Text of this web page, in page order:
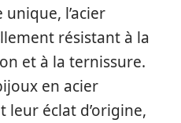
l’acier
résistant à la
et à la ternissure.
en acier
leur éclat d’origine,